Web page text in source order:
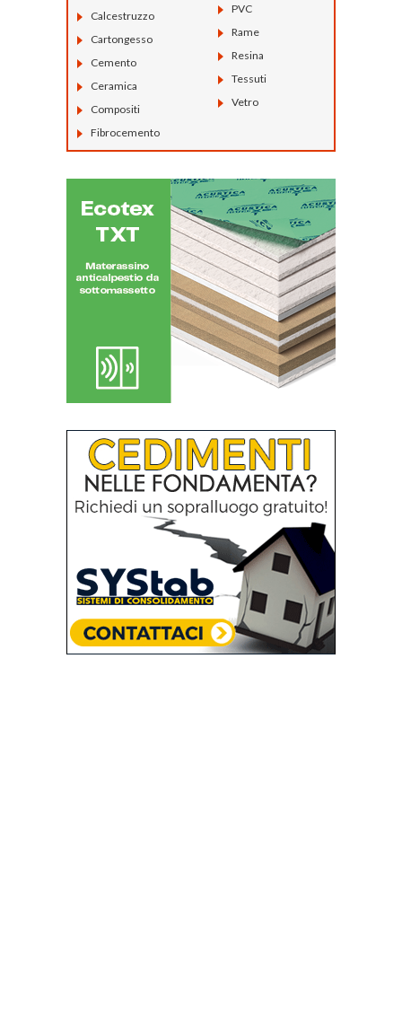
Calcestruzzo
Cartongesso
Cemento
Ceramica
Compositi
Fibrocemento
PVC
Rame
Resina
Tessuti
Vetro